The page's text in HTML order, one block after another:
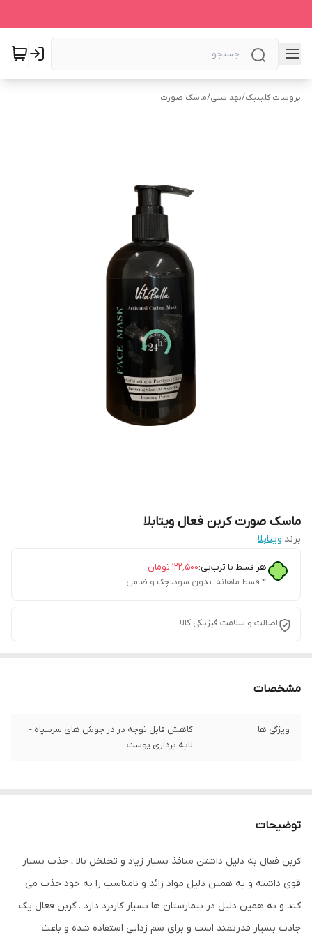
پروشات کلینیک/بهداشتی/ماسک صورت
ماسک صورت کربن فعال ویتابلا
برند:ویتابلا
هر قسط با ترب‌پی:۱۲۲٬۵۰۰ تومان
۴ قسط ماهانه. بدون سود، چک و ضامن.
اصالت و سلامت فیزیکی کالا
مشخصات
ویژگی ها
کاهش قابل توجه در در جوش های سرسیاه -
لایه برداری پوست
توضیحات
کربن فعال به دلیل داشتن منافذ بسیار زیاد و تخلخل بالا ، جذب بسیار
قوی داشته و به همین دلیل مواد زائد و نامناسب را به خود جذب می
کند و به همین دلیل در بیمارستان ها بسیار کاربرد دارد . کربن فعال یک
جاذب بسیار قدرتمند است و برای سم زدایی استفاده شده و باعث